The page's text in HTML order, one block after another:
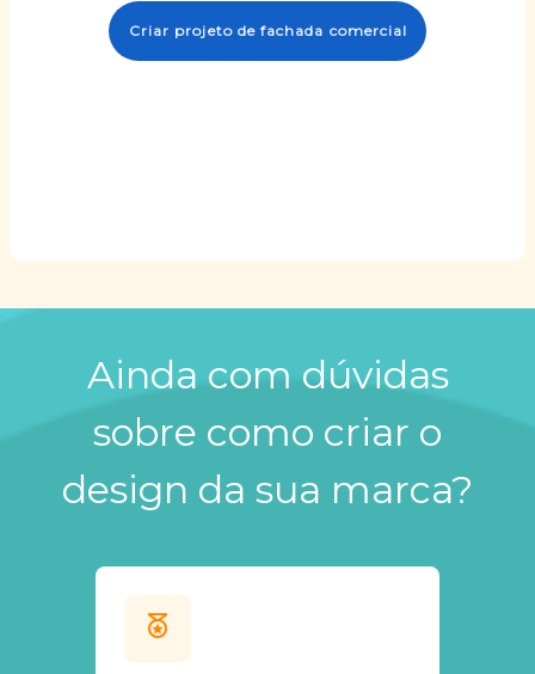
Criar projeto de fachada comercial
Ainda com dúvidas
sobre como criar o
design da sua marca?